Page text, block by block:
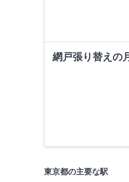
網戸張り替えの
東京都の主要な駅